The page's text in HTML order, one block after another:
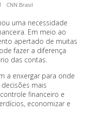
CNN Brasil
uma necessidade
Em meio ao
apertado de muitas
fazer a diferença
das contas.
a enxergar para onde
mais
financeiro e
economizar e